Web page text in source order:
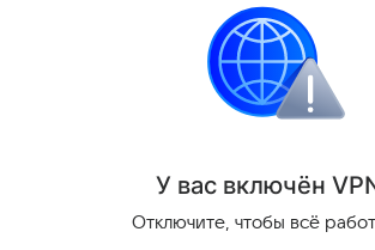
У вас включён VP
Отключите, чтобы всё